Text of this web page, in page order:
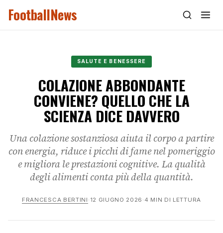
FootballNews
SALUTE E BENESSERE
COLAZIONE ABBONDANTE
CONVIENE? QUELLO CHE LA
SCIENZA DICE DAVVERO
Una colazione sostanziosa aiuta il corpo a partire
con energia, riduce i picchi di fame nel pomeriggio
e migliora le prestazioni cognitive. La qualità
degli alimenti conta più della quantità.
FRANCESCA BERTINI · 12 GIUGNO 2026 · 4 MIN DI LETTURA